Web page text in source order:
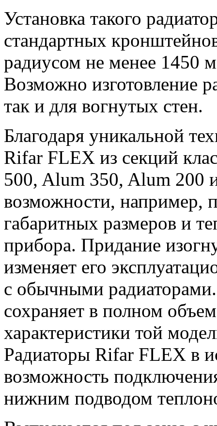
Установка такого
стандартных
радиусом не менее 1450
Возможно изготовление
так и для вогнутых стен.
Благодаря уникальной
Rifar FLEX из секций
500, Alum 350, Alum 200
возможности, например,
габаритных размеров и
прибора. Придание
изменяет его
с обычными
сохраняет в полном
характеристики той
Радиаторы Rifar FLEX в
возможность
нижним подводом